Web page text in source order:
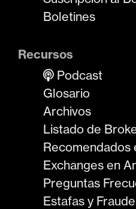
Boletines
Recursos
Podcast
Glosario
Archivos
Listado de
Recomendados
Exchanges en
Preguntas
Estafas y